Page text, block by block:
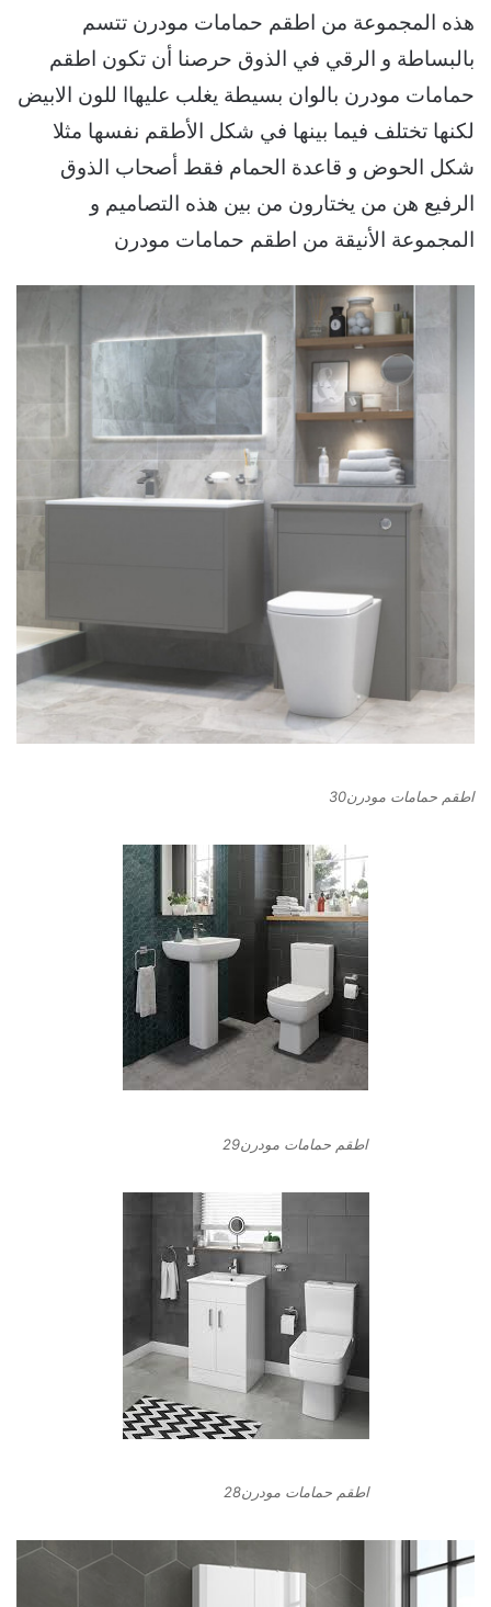
هذه المجموعة من اطقم حمامات مودرن تتسم
بالبساطة و الرقي في الذوق حرصنا أن تكون اطقم
حمامات مودرن بالوان بسيطة يغلب عليهاا للون الابيض
لكنها تختلف فيما بينها في شكل الأطقم نفسها مثلا
شكل الحوض و قاعدة الحمام فقط أصحاب الذوق
الرفيع هن من يختارون من بين هذه التصاميم و
المجموعة الأنيقة من اطقم حمامات مودرن
اطقم حمامات مودرن30
اطقم حمامات مودرن29
اطقم حمامات مودرن28